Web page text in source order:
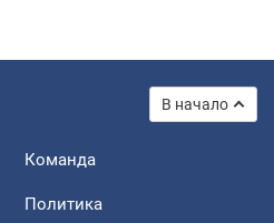
В начало
Команда
Политика